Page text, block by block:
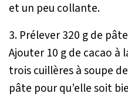
et un peu collante.
3. Prélever 320 g de
Ajouter 10 g de cacao
trois cuillères à soupe
pâte pour qu’elle soit